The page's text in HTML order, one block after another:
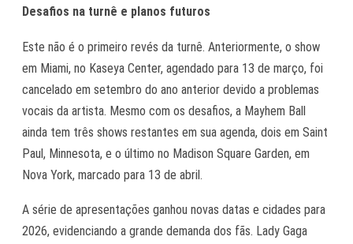
Desafios na turnê e planos futuros
Este não é o primeiro revés da turnê. Anteriormente, o show
em Miami, no Kaseya Center, agendado para 13 de março, foi
cancelado em setembro do ano anterior devido a problemas
vocais da artista. Mesmo com os desafios, a Mayhem Ball
ainda tem três shows restantes em sua agenda, dois em Saint
Paul, Minnesota, e o último no Madison Square Garden, em
Nova York, marcado para 13 de abril.
A série de apresentações ganhou novas datas e cidades para
2026, evidenciando a grande demanda dos fãs. Lady Gaga